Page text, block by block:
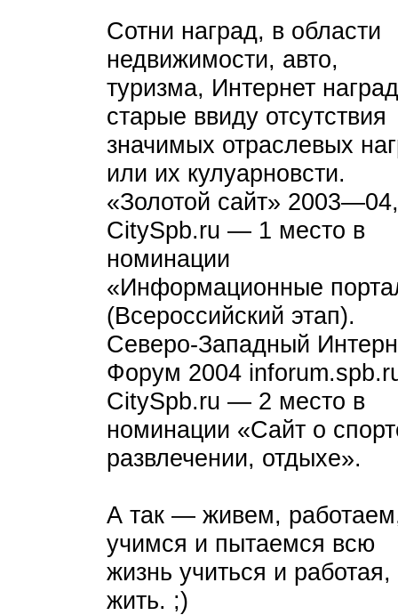
Сотни наград, в области
недвижимости, авто,
туризма, Интернет
старые ввиду отсутствия
значимых отраслевых
или их кулуарновсти.
«Золотой сайт» 2003—04,
CitySpb.ru — 1 место в
номинации
«Информационные
(Всероссийский этап).
Северо-Западный
Форум 2004
CitySpb.ru — 2 место в
номинации «Сайт о
развлечении, отдыхе».
А так — живем,
учимся и пытаемся всю
жизнь учиться и работая,
жить. ;)